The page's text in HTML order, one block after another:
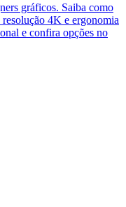
gráficos. Saiba como
4K e ergonomia
e confira opções no